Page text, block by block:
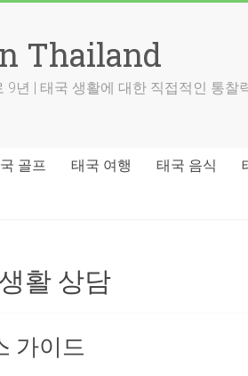
Thailand
9년 | 태국 생활에 대한 직접적인 통찰
골프 태국 여행 태국 음식
활 상담
가이드